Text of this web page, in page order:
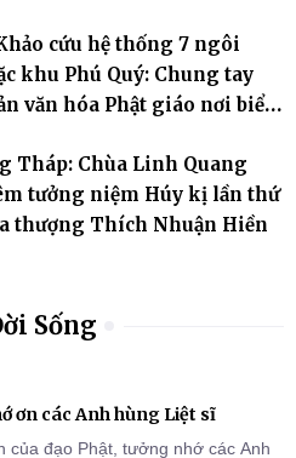
cứu hệ thống 7 ngôi
khu Phú Quý: Chung tay
văn hóa Phật giáo nơi biển
Tháp: Chùa Linh Quang
tưởng niệm Húy kị lần thứ
thượng Thích Nhuận Hiền
Sống
ơn các Anh hùng Liệt sĩ
của đạo Phật, tưởng nhớ các Anh